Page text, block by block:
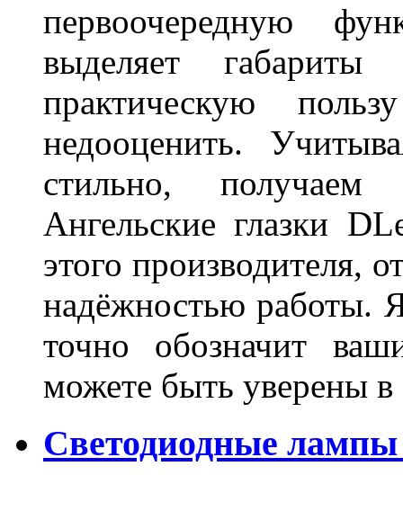
первоочередную
выделяет
практическую
недооценить.
стильно,
Ангельские глазки
этого производителя,
надёжностью работы.
точно обозначит
можете быть уверены
Светодиодные